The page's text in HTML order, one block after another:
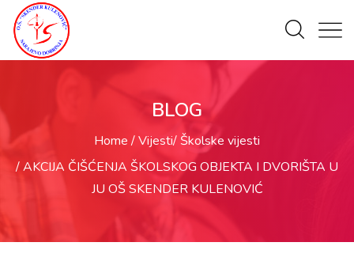
BLOG
Home Vijesti Školske vijesti
AKCIJA ČIŠĆENJA ŠKOLSKOG OBJEKTA I DVORIŠTA U
JU OŠ SKENDER KULENOVIĆ